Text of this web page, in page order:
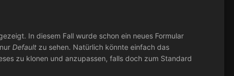
In diesem Fall wurde schon ein neues Formular
Default zu sehen. Natürlich könnte einfach das
zu klonen und anzupassen, falls doch zum Standard